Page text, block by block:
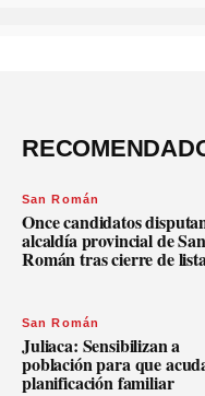
San Román
Once candidatos
alcaldía provincial de San
Román tras cierre de
San Román
Juliaca: Sensibilizan a
población para que
planificación familiar